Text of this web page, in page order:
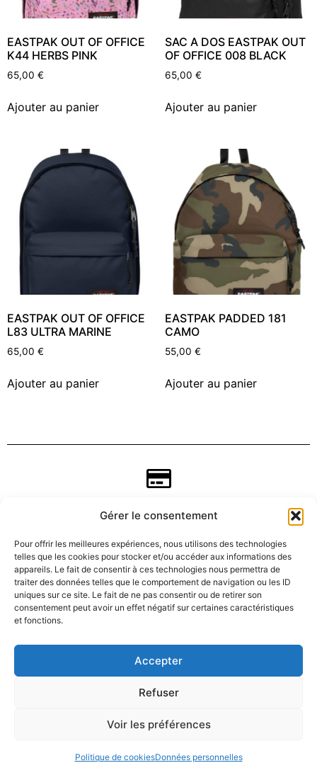
Gérer le consentement
Pour offrir les meilleures expériences, nous utilisons des technologies
telles que les cookies pour stocker et/ou accéder aux informations des
appareils. Le fait de consentir à ces technologies nous permettra de
traiter des données telles que le comportement de navigation ou les ID
uniques sur ce site. Le fait de ne pas consentir ou de retirer son
consentement peut avoir un effet négatif sur certaines caractéristiques
et fonctions.
Accepter
Refuser
Voir les préférences
Politique de cookiesDonnées personnelles
EASTPAK OUT OF OFFICE
K44 HERBS PINK
65,00 €
Ajouter au panier
SAC A DOS EASTPAK OUT
OF OFFICE 008 BLACK
65,00 €
Ajouter au panier
EASTPAK OUT OF OFFICE
L83 ULTRA MARINE
65,00 €
Ajouter au panier
EASTPAK PADDED 181
CAMO
55,00 €
Ajouter au panier
CGV